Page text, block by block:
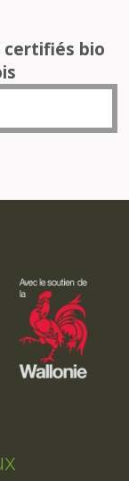
certifiés bio